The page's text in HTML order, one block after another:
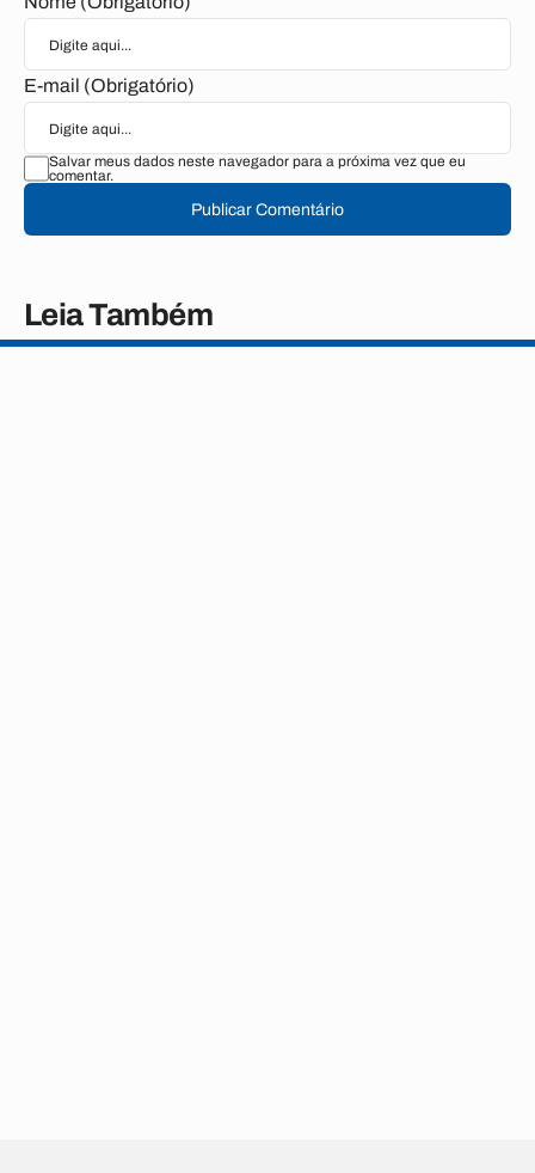
E-mail (Obrigatório)
Salvar meus dados neste navegador para a próxima vez que eu
comentar.
Publicar Comentário
Leia Também